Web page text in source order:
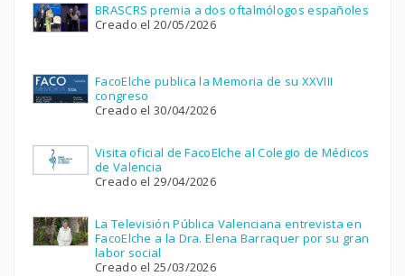
BRASCRS premia a dos oftalmólogos españoles
Creado el 20/05/2026
FacoElche publica la Memoria de su XXVIII
congreso
Creado el 30/04/2026
Visita oficial de FacoElche al Colegio de Médicos
de Valencia
Creado el 29/04/2026
La Televisión Pública Valenciana entrevista en
FacoElche a la Dra. Elena Barraquer por su gran
labor social
Creado el 25/03/2026